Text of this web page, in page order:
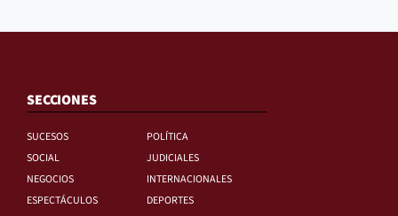
SECCIONES
SUCESOS
POLÍTICA
SOCIAL
JUDICIALES
NEGOCIOS
INTERNACIONALES
ESPECTÁCULOS
DEPORTES